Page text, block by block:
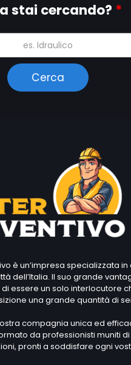
stai cercando? *
è un’impresa specializzata in
dell’Italia. Il suo grande
essere un solo interlocutore
una grande quantità di
compagnia unica ed
da professionisti muniti
pronti a soddisfare ogni